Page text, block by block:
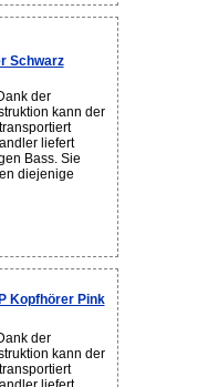
Schwarz
der
kann der
liefert
Bass. Sie
diejenige
Kopfhörer Pink
der
kann der